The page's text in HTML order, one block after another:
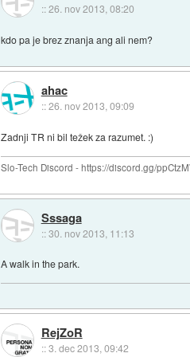
::26. nov 2013, 08:20
kdo pa je brez znanja ang ali nem?
ahac
::26. nov 2013, 09:09
Zadnji TR ni bil težek za razumet. :)
Slo-Tech Discord - https://discord.gg/
Sssaga
::30. nov 2013, 11:13
A walk in the park.
RejZoR
::3. dec 2013, 09:42